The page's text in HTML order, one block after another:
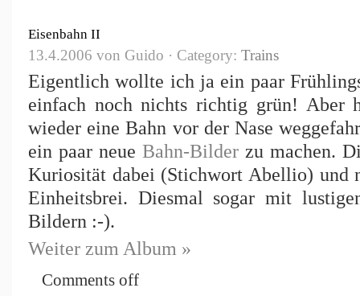
Eisenbahn II
13.4.2006 von Guido · Category: Trains
Eigentlich wollte ich ja ein paar
einfach noch nichts richtig grün! Aber
wieder eine Bahn vor der Nase
ein paar neue Bahn-Bilder zu machen.
Kuriosität dabei (Stichwort Abellio) und
Einheitsbrei. Diesmal sogar mit
Bildern :-).
Weiter zum Album »
Comments off